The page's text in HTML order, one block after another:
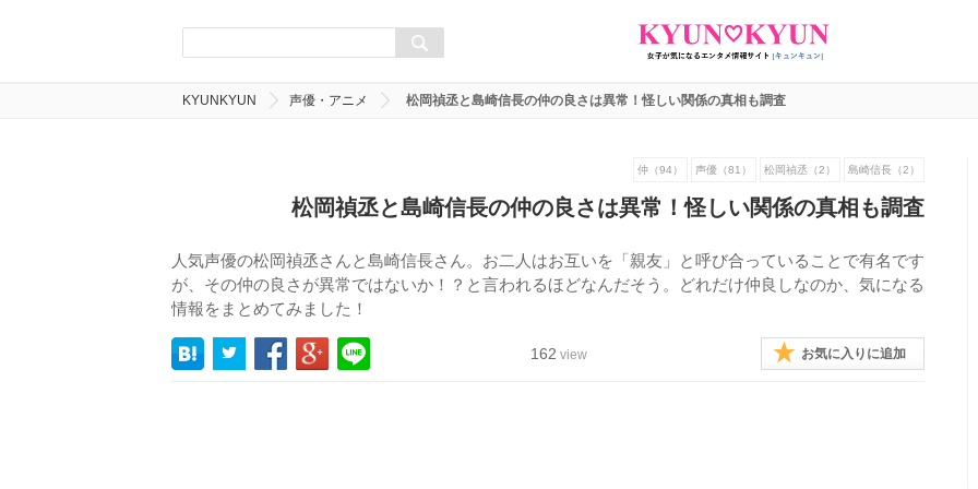
KYUNKYUN 声優・アニメ 松岡禎丞と島崎信長の仲の良さは異常！怪しい関係の真相も調査
仲（94） 声優（81） 松岡禎丞（2） 島崎信長（2）
松岡禎丞と島崎信長の仲の良さは異常！怪しい関係の真相も調査
人気声優の松岡禎丞さんと島崎信長さん。お二人はお互いを「親友」と呼び合っていることで有名です
が、その仲の良さが異常ではないか！？と言われるほどなんだそう。どれだけ仲良しなのか、気になる
情報をまとめてみました！
162 view お気に入りに追加